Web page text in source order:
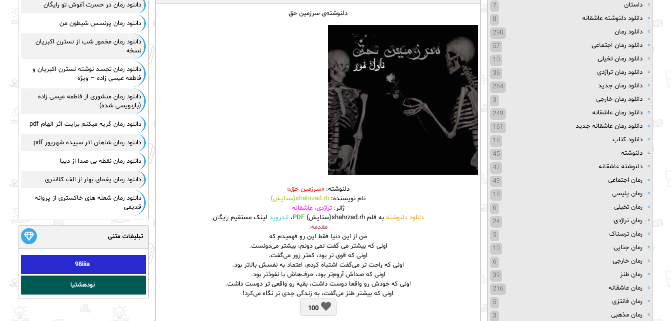
دلنوشته‌ی سرزمین حق
دلنوشته:«سرزمین حق»
نام نویسنده: shahrzad.rh(ستایش)
ژانر:تراژدی، عاشقانه
دانلود دلنوشته به قلم shahrzad.rh(ستایش) PDF، اندروید لینک مستقیم رایگان
مقدمه:
من از این دنیا فقط این رو فهمیدم که
اونی كه بیشتر می گفت نمی دونم، بیشتر می‌دونست.
اونی كه قوی تر بود، كمتر زور می‌گفت.
اونی كه راحت تر می‌گفت اشتباه كردم، اعتماد به نفسش بالاتر بود.
اونی که صداش آروم‌تر بود، حرف‌هاش با نفوذتر بود.
اونی كه خودش رو واقعا دوست داشت، بقیه رو واقعی تر دوست داشت.
اونی كه بیشتر طنز می‌گفت، به زندگی جدی تر نگاه می‌کرد!
100
داستان
7
دانلود دلنوشته عاشقانه
8
دانلود رمان
290
دانلود رمان اجتماعی
57
دانلود رمان تخیلی
10
دانلود رمان تراژدی
36
دانلود رمان جدید
264
دانلود رمان خارجی
3
دانلود رمان عاشقانه
249
دانلود رمان عاشقانه جدید
161
دانلود کتاب
18
دلنوشته
45
دلنوشته عاشقانه
42
رمان اجتماعی
49
رمان پلیسی
18
رمان تخیلی
6
رمان تراژدی
24
رمان ترسناک
5
رمان جنایی
10
رمان خارجی
6
رمان طنز
39
رمان عاشقانه
216
رمان فانتزی
5
رمان مذهبی
3
دانلود رمان در حسرت آغوش تو رایگان
دانلود رمان پرنسس شیطون من
دانلود رمان مخمور شب از نسترن اکبریان
نسخه
دانلود رمان تجسد نوشته نسترن اکبریان و
فاطمه عیسی زاده – ویژه
دانلود رمان منشوری از فاطمه عیسی زاده
(بازنویسی شده)
دانلود رمان گریه میکنم برایت اثر الهام pdf
دانلود رمان شاهان اثر سپیده شهریور pdf
دانلود رمان نقطه بی صدا از دیبا
دانلود رمان یغمای بهار از الف کلانتری
دانلود رمان شعله های خاکستری از پروانه
قدیمی
تبلیغات متنی
98iiia
نودهشتیا